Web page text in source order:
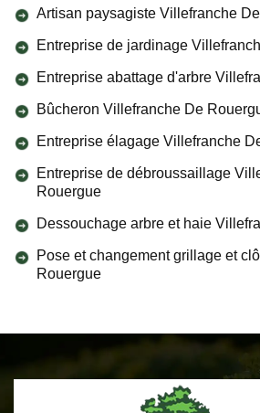
Artisan paysagiste Villefranche
Entreprise de jardinage
Entreprise abattage d'arbre
Bûcheron Villefranche De
Entreprise élagage Villefranche
Entreprise de débroussaillage
Rouergue
Dessouchage arbre et haie
Pose et changement grillage et
Rouergue